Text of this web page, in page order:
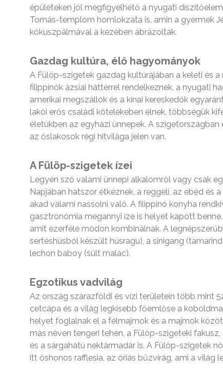
épületeken jól megfigyelhető a nyugati
Tomás-templom homlokzata is, amin a gyermek
kókuszpálmával a kezében ábrázolták.
Gazdag kultúra, élő hagyományok
A Fülöp-szigetek gazdag kultúrájában a keleti és
filippínók ázsiai háttérrel rendelkeznek, a nyugati
amerikai megszállók és a kínai kereskedők
lakói erős családi kötelékeben élnek, többségük
életükben az egyházi ünnepek. A
az őslakosok régi hitvilága jelen van.
A Fülöp-szigetek ízei
Legyen szó valami ünnepi alkalomról vagy csak
Napjában hatszor étkeznek, a reggeli, az ebéd
akad valami nassolni való. A filippínó konyha
gasztronómia megannyi íze is helyet kapott
amit ezerféle módon kombinálnak. A
sertéshúsból készült húsragu), a sinigang
lechon baboy (sült malac).
Egzotikus vadvilág
Az ország szárazföldi és vízi területein több mint
cetcápa és a világ legkisebb főemlőse a
helyet foglalnak el a félmajmok és a majmok
más néven tengeri tehén, a Fülöp-szigeteki
és a sárgahátú nektármadár is. A Fülöp-szigetek
itt őshonos rafflesia, az óriás bűzvirág, ami a világ